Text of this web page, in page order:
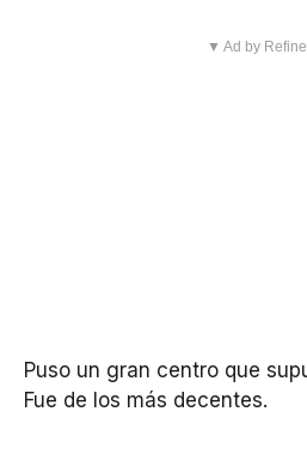
▼ Ad by
Puso un gran centro que
Fue de los más decentes.